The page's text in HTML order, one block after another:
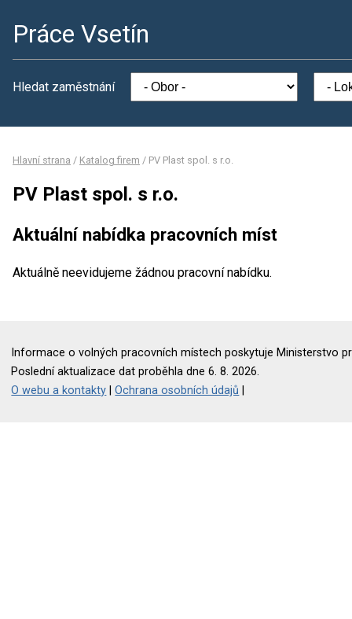
Práce Vsetín
Hledat zaměstnání
Hlavní strana / Katalog firem / PV Plast spol. s r.o.
PV Plast spol. s r.o.
Aktuální nabídka pracovních míst
Aktuálně neevidujeme žádnou pracovní nabídku.
Informace o volných pracovních místech poskytuje Ministerstvo
Poslední aktualizace dat proběhla dne 6. 8. 2026.
O webu a kontakty |Ochrana osobních údajů